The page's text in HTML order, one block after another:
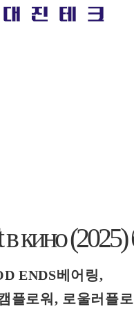
в кино
ENDS베어링,
플로워, 로울러플